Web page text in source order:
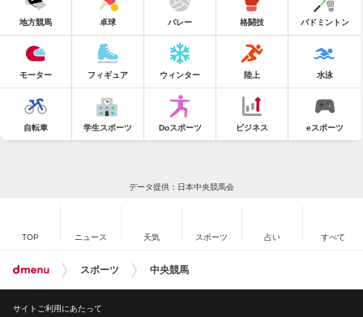
地方競馬 卓球 バレー 格闘技 バドミントン
モーター フィギュア ウィンター 陸上 水泳
自転車 学生スポーツ Doスポーツ ビジネス eスポーツ
データ提供：日本中央競馬会
TOP ニュース 天気 スポーツ 占い すべて
スポーツ 中央競馬
サイトご利用にあたって